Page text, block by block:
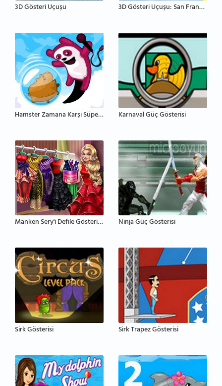
3D Gösteri Uçuşu 3D Gösteri Uçuşu: San Francisco
Hamster Zamana Karşı Süper Gösteri Karnaval Güç Gösterisi
Manken Sery'i Defile Gösterisine Hazırla Ninja Güç Gösterisi
Sirk Gösterisi Sirk Trapez Gösterisi